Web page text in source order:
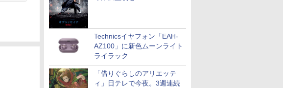
Technicsイヤフォン「EAH-
AZ100」に新色ムーンライト
ライラック
「借りぐらしのアリエッテ
ィ」日テレで今夜。3週連続